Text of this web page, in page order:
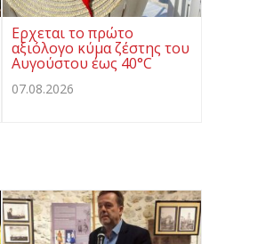
Ερχεται το πρώτο
αξιόλογο κύμα ζέστης του
Αυγούστου έως 40°C
07.08.2026